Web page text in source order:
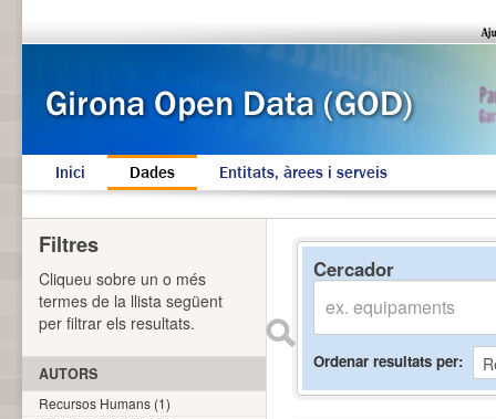
Inici Dades Entitats, àrees i serveis
Cercador
Ordenar resultats per
Filtres
Cliqueu sobre un o més
termes de la llista següent
per filtrar els resultats.
AUTORS
Recursos Humans (1)